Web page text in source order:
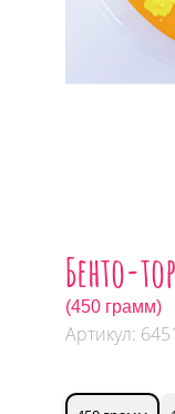
Бенто-
(450 грамм)
Артикул: